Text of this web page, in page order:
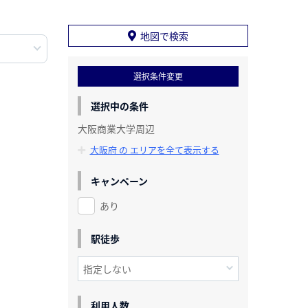
地図で検索
選択条件変更
選択中の条件
大阪商業大学周辺
大阪府 の エリアを全て表示する
キャンペーン
あり
駅徒歩
利用人数